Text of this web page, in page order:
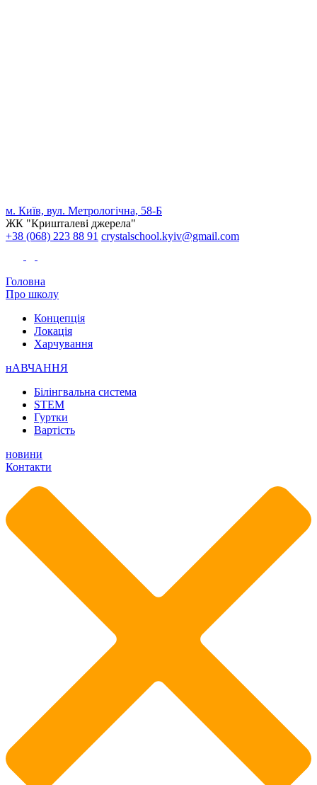
м. Київ, вул. Метрологічна, 58-Б
ЖК "Кришталеві джерела"
+38 (068) 223 88 91 crystalschool.kyiv@gmail.com
Головна
Про школу
Концепція
Локація
Харчування
нАВЧАННЯ
Білінгвальна система
STEM
Гуртки
Вартість
новини
Контакти